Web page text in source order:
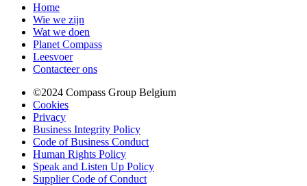
Home
Wie we zijn
Wat we doen
Planet Compass
Leesvoer
Contacteer ons
©2024 Compass Group Belgium
Cookies
Privacy
Business Integrity Policy
Code of Business Conduct
Human Rights Policy
Speak and Listen Up Policy
Supplier Code of Conduct